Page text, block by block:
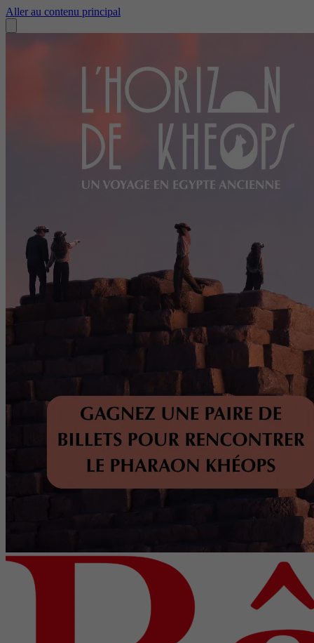
Aller au contenu principal